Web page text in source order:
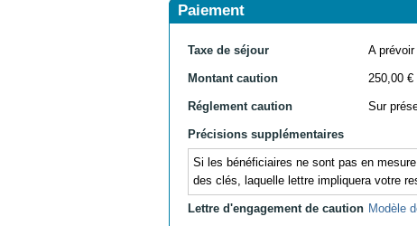
Paiement
Taxe de séjour A
Montant caution 250,00 €
Réglement caution Sur
Précisions supplémentaires
Si les bénéficiaires ne sont pas en
des clés, laquelle lettre impliquera votre
Lettre d'engagement de caution Modèle